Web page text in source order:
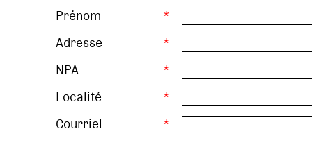
Prénom
*
Adresse
*
NPA
*
Localité
*
Courriel
*